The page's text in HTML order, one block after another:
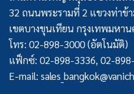
32 ถนนพระรามที่ 2 แขวงท่าข้
เขตบางขุนเทียน กรุงเทพมหาน
โทร: 02-898-3000 (อัตโนมัติ)
แฟ็กซ์: 02-898-3336, 02-
E-mail: